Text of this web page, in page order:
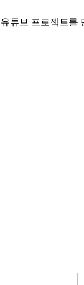
브 프로젝트